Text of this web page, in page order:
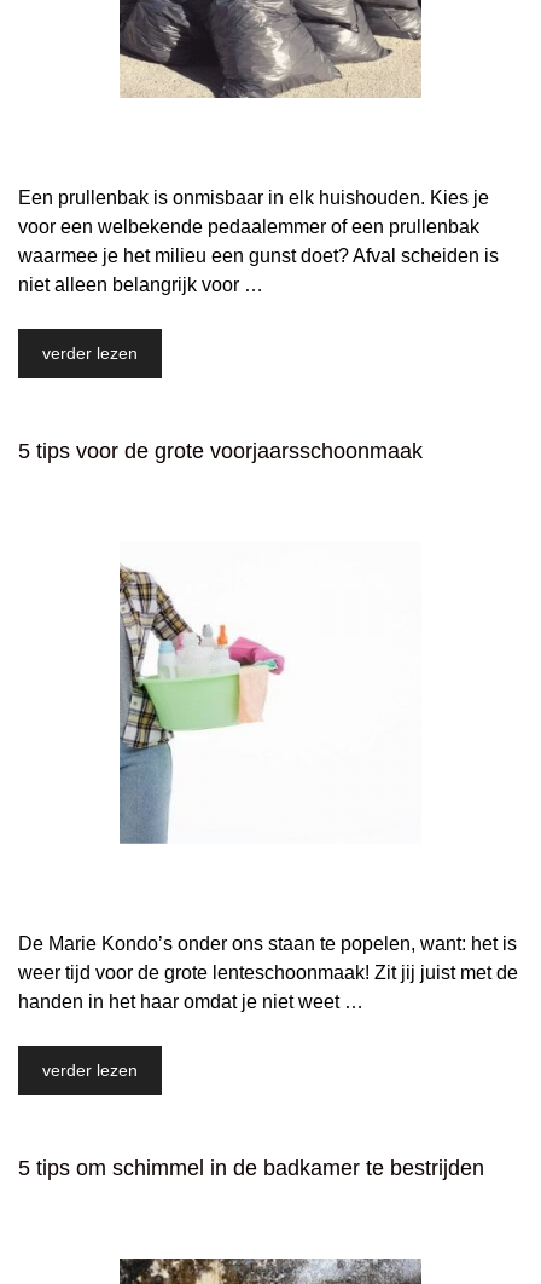
Een prullenbak is onmisbaar in elk huishouden. Kies je
voor een welbekende pedaalemmer of een prullenbak
waarmee je het milieu een gunst doet? Afval scheiden is
niet alleen belangrijk voor …
verder lezen
5 tips voor de grote voorjaarsschoonmaak
De Marie Kondo’s onder ons staan te popelen, want: het is
weer tijd voor de grote lenteschoonmaak! Zit jij juist met de
handen in het haar omdat je niet weet …
verder lezen
5 tips om schimmel in de badkamer te bestrijden